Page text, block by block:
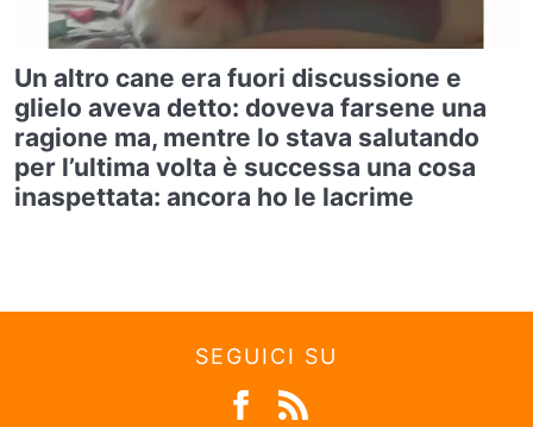
Un altro cane era fuori discussione e
glielo aveva detto: doveva farsene una
ragione ma, mentre lo stava salutando
per l’ultima volta è successa una cosa
inaspettata: ancora ho le lacrime
SEGUICI SU